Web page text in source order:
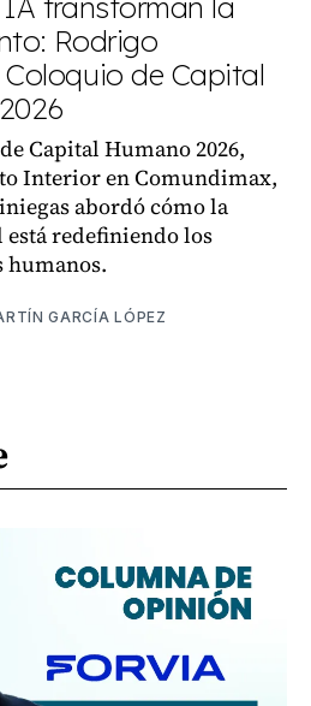
transforman la
Rodrigo
de Capital
Capital Humano 2026,
Interior en Comundimax,
abordó cómo la
redefiniendo los
humanos.
GARCÍA LÓPEZ